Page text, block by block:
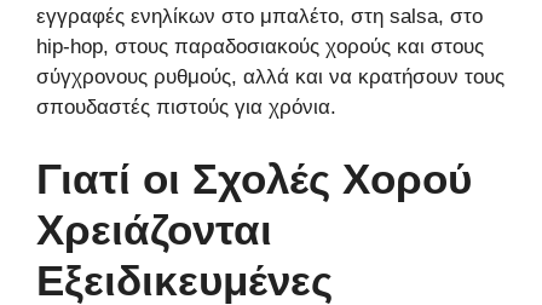
εγγραφές ενηλίκων στο μπαλέτο, στη salsa, στο
hip-hop, στους παραδοσιακούς χορούς και στους
σύγχρονους ρυθμούς, αλλά και να κρατήσουν τους
σπουδαστές πιστούς για χρόνια.
Γιατί οι Σχολές Χορού
Χρειάζονται
Εξειδικευμένες